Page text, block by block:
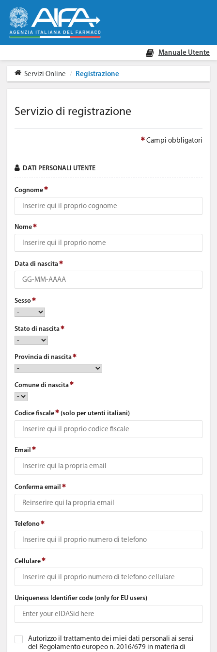
Manuale Utente
Servizi Online Registrazione
Servizio di registrazione
Campi obbligatori
DATI PERSONALI UTENTE
Cognome
Nome
Data di nascita
Sesso
Stato di nascita
Provincia di nascita
Comune di nascita
Codice fiscale (solo per utenti italiani)
Email
Conferma email
Telefono
Cellulare
Uniqueness Identifier code (only for EU users)
Autorizzo il trattamento dei miei dati personali ai sensi
del Regolamento europeo n. 2016/679 in materia di